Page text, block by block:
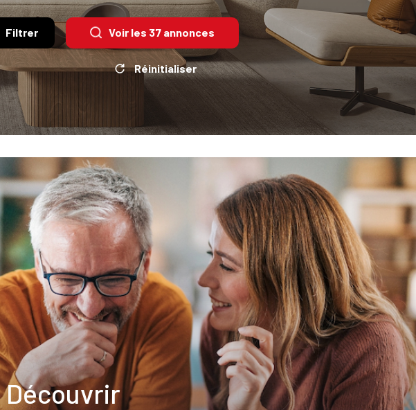
Filtrer Voir les 37annonces
Réinitialiser
Découvrir